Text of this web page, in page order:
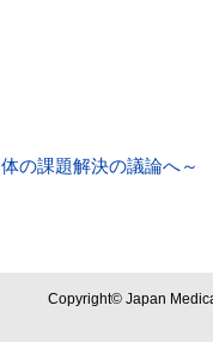
の課題解決の議論へ～
Copyright© Japan